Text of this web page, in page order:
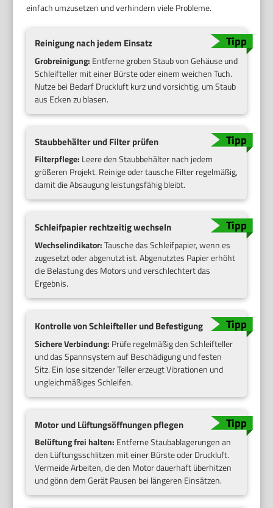
einfach umzusetzen und verhindern viele Probleme.
Reinigung nach jedem Einsatz
Grobreinigung: Entferne groben Staub von Gehäuse und
Schleifteller mit einer Bürste oder einem weichen Tuch.
Nutze bei Bedarf Druckluft kurz und vorsichtig, um Staub
aus Ecken zu blasen.
Staubbehälter und Filter prüfen
Filterpflege: Leere den Staubbehälter nach jedem
größeren Projekt. Reinige oder tausche Filter regelmäßig,
damit die Absaugung leistungsfähig bleibt.
Schleifpapier rechtzeitig wechseln
Wechselindikator:Tausche das Schleifpapier, wenn es
zugesetzt oder abgenutzt ist. Abgenutztes Papier erhöht
die Belastung des Motors und verschlechtert das
Ergebnis.
Kontrolle von Schleifteller und Befestigung
Sichere Verbindung: Prüfe regelmäßig den Schleifteller
und das Spannsystem auf Beschädigung und festen
Sitz. Ein lose sitzender Teller erzeugt Vibrationen und
ungleichmäßiges Schleifen.
Motor und Lüftungsöffnungen pflegen
Belüftung frei halten: Entferne Staubablagerungen an
den Lüftungsschlitzen mit einer Bürste oder Druckluft.
Vermeide Arbeiten, die den Motor dauerhaft überhitzen
und gönn dem Gerät Pausen bei längeren Einsätzen.